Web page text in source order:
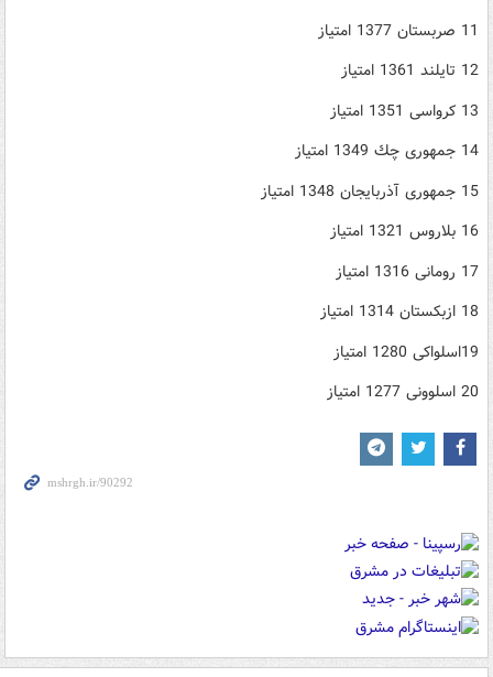
11 صربستان 1377 امتیاز
12 تایلند 1361 امتیاز
13 كرواسی 1351 امتیاز
14 جمهوری چك 1349 امتیاز
15 جمهوری آذربایجان 1348 امتیاز
16 بلاروس 1321 امتیاز
17 رومانی 1316 امتیاز
18 ازبكستان 1314 امتیاز
19اسلواكی 1280 امتیاز
20 اسلوونی 1277 امتیاز